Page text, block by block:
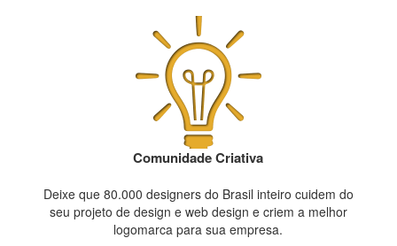
Comunidade Criativa
Deixe que 80.000 designers do Brasil inteiro cuidem do
seu projeto de design e web design e criem a melhor
logomarca para sua empresa.